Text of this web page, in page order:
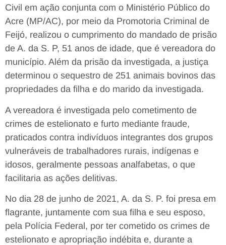
Civil em ação conjunta com o Ministério Público do
Acre (MP/AC), por meio da Promotoria Criminal de
Feijó, realizou o cumprimento do mandado de prisão
de A. da S. P, 51 anos de idade, que é vereadora do
município. Além da prisão da investigada, a justiça
determinou o sequestro de 251 animais bovinos das
propriedades da filha e do marido da investigada.
A vereadora é investigada pelo cometimento de
crimes de estelionato e furto mediante fraude,
praticados contra indivíduos integrantes dos grupos
vulneráveis de trabalhadores rurais, indígenas e
idosos, geralmente pessoas analfabetas, o que
facilitaria as ações delitivas.
No dia 28 de junho de 2021, A. da S. P. foi presa em
flagrante, juntamente com sua filha e seu esposo,
pela Polícia Federal, por ter cometido os crimes de
estelionato e apropriação indébita e, durante a